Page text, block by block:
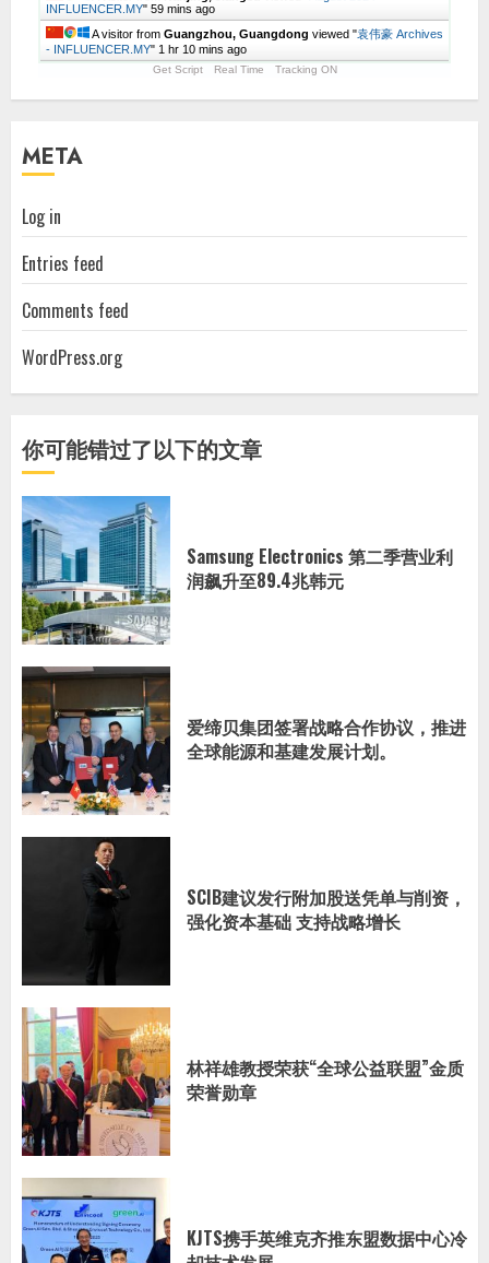
INFLUENCER.MY" 59 mins ago
A visitor from Guangzhou, Guangdong viewed "袁伟豪 Archives
- INFLUENCER.MY" 1 hr 10 mins ago
Get Script Real Time Tracking ON
META
Log in
Entries feed
Comments feed
WordPress.org
你可能错过了以下的文章
Samsung Electronics 第二季营业利
润飙升至89.4兆韩元
爱缔贝集团签署战略合作协议，推进
全球能源和基建发展计划。
SCIB建议发行附加股送凭单与削资，
强化资本基础 支持战略增长
林祥雄教授荣获“全球公益联盟”金质
荣誉勋章
KJTS携手英维克齐推东盟数据中心冷